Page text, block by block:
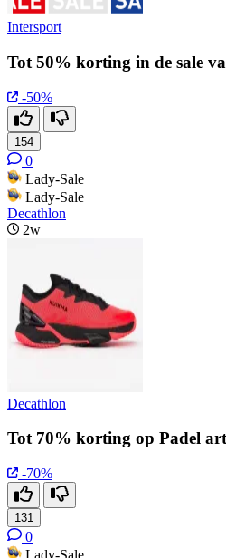
Intersport
Tot 50% korting in de sale
-50%
154
0
Lady-Sale
Lady-Sale
Decathlon
2w
Decathlon
Tot 70% korting op Padel
-70%
131
0
Lady-Sale